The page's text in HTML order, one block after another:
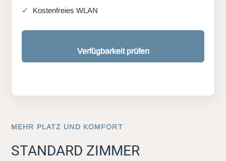
Kostenfreies WLAN
Verfügbarkeit prüfen
MEHR PLATZ UND KOMFORT
STANDARD ZIMMER